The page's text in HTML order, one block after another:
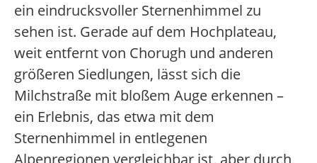
ein eindrucksvoller Sternenhimmel zu
sehen ist. Gerade auf dem Hochplateau,
weit entfernt von Chorugh und anderen
größeren Siedlungen, lässt sich die
Milchstraße mit bloßem Auge erkennen –
ein Erlebnis, das etwa mit dem
Sternenhimmel in entlegenen